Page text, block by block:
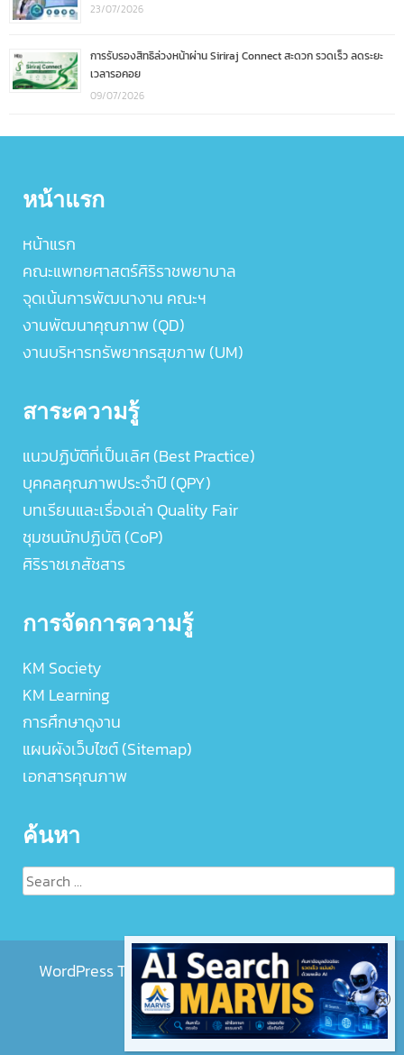
23/07/2026
การรับรองสิทธิล่วงหน้าผ่าน Siriraj Connect สะดวก รวดเร็ว ลดระยะ
เวลารอคอย
09/07/2026
หน้าแรก
หน้าแรก
คณะแพทยศาสตร์ศิริราชพยาบาล
จุดเน้นการพัฒนางาน คณะฯ
งานพัฒนาคุณภาพ (QD)
งานบริหารทรัพยากรสุขภาพ (UM)
สาระความรู้
แนวปฏิบัติที่เป็นเลิศ (Best Practice)
บุคคลคุณภาพประจำปี (QPY)
บทเรียนและเรื่องเล่า Quality Fair
ชุมชนนักปฏิบัติ (CoP)
ศิริราชเภสัชสาร
การจัดการความรู้
KM Society
KM Learning
การศึกษาดูงาน
แผนผังเว็บไซต์ (Sitemap)
เอกสารคุณภาพ
ค้นหา
Search
for:
WordPress Theme :EightMedi Liteby 8Degree
Themes